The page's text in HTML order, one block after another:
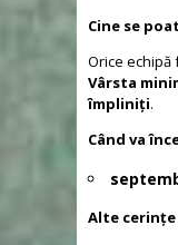
Cine se
Orice echipă
Vârsta
împliniți.
Când va
Alte cerințe